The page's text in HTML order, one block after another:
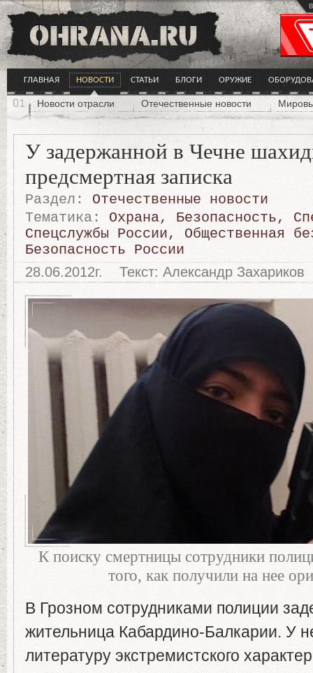
ГЛАВНАЯ НОВОСТИ СТАТЬИ БЛОГИ ОРУЖИЕ
Новости отрасли Отечественные новости
У задержанной в Чечне
предсмертная записка
Раздел:
Отечественные новости
Тематика:
Охрана, Безопасность,
Спецслужбы России, Общественная
Безопасность России
28.06.2012г. Текст: Александр Захариков
К поиску смертницы сотрудники
того, как получили на нее
В Грозном сотрудниками полиции
жительница Кабардино-Балкарии. У
литературу экстремистского